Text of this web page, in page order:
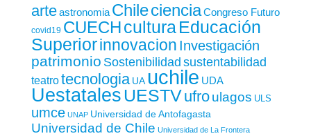
arteastronomia Chileciencia Congreso Futuro
covid19 CUECHculturaEducación
Superiorinnovacion Investigación
patrimonio Sostenibilidad sustentabilidad
teatrotecnologia UA uchile UDA
Uestatales UESTVufroulagos ULS
umce UNAP Universidad de Antofagasta
Universidad de Chile Universidad de La Frontera